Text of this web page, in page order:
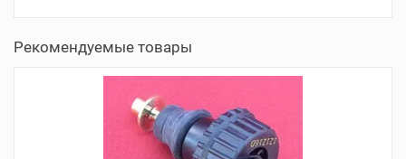
Рекомендуемые товары